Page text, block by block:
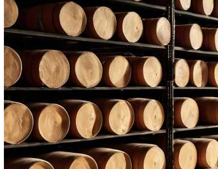
Деревянные Разделочные Доски
Высокого Качества Для Кухни
Простая И Вкусная Рыбная Запеканка:
Рецепт Для Всей Семьи